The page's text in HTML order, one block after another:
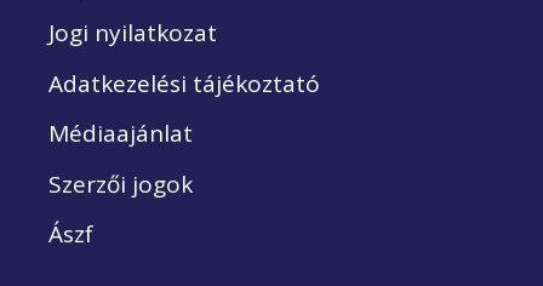
Jogi nyilatkozat
Adatkezelési tájékoztató
Médiaajánlat
Szerzői jogok
Ászf